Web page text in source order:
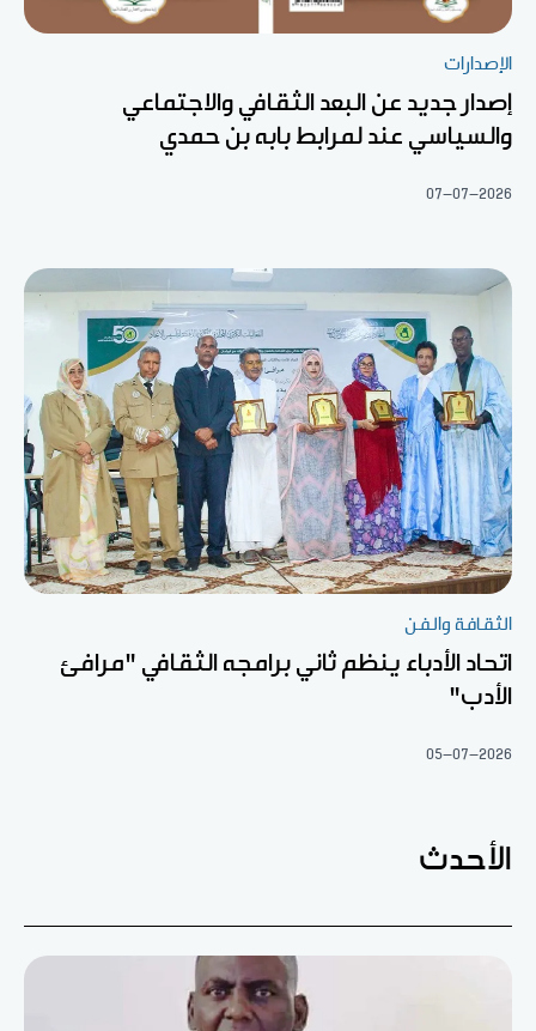
الإصدارات
إصدار جديد عن البعد الثقافي والاجتماعي
والسياسي عند لمرابط بابه بن حمدي
07-07-2026
الثقافة والفن
اتحاد الأدباء ينظم ثاني برامجه الثقافي "مرافئ
الأدب"
05-07-2026
الأحدث